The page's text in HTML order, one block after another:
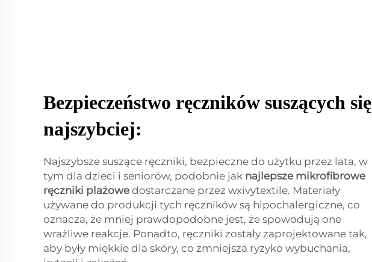
Bezpieczeństwo ręczników suszących się
najszybciej:
Najszybsze suszące ręczniki, bezpieczne do użytku przez lata, w
tym dla dzieci i seniorów, podobnie jak najlepsze mikrofibrowe
ręczniki plażowedostarczane przez wxivytextile. Materiały
używane do produkcji tych ręczników są hipochalergiczne, co
oznacza, że mniej prawdopodobne jest, że spowodują one
wrażliwe reakcje. Ponadto, ręczniki zostały zaprojektowane tak,
aby były miękkie dla skóry, co zmniejsza ryzyko wybuchania,